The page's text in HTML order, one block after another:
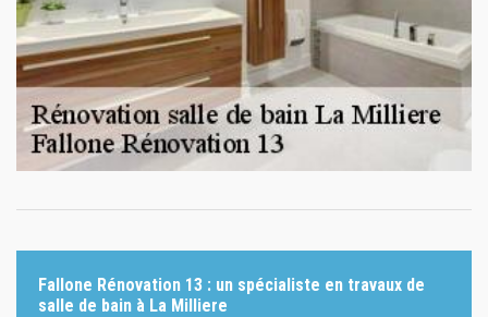
Fallone Rénovation 13 : un spécialiste en travaux de
salle de bain à La Milliere